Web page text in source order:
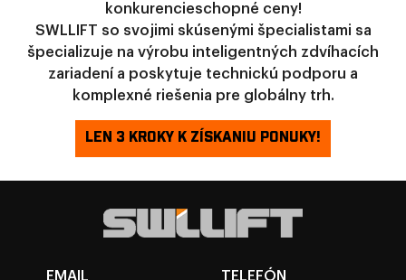
konkurencieschopné ceny!
SWLLIFT so svojimi skúsenými špecialistami sa
špecializuje na výrobu inteligentných zdvíhacích
zariadení a poskytuje technickú podporu a
komplexné riešenia pre globálny trh.
LEN 3 KROKY K ZÍSKANIU PONUKY!
EMAIL TELEFÓN